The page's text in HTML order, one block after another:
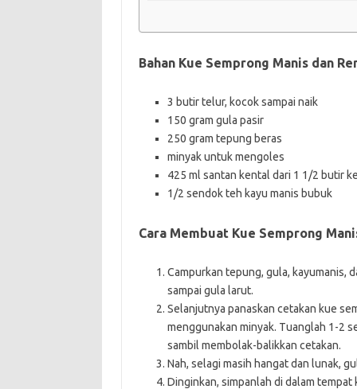
Bahan Kue Semprong Manis dan
3 butir telur, kocok sampai naik
150 gram gula pasir
250 gram tepung beras
minyak untuk mengoles
425 ml santan kental dari 1 1/2 butir
1/2 sendok teh kayu manis bubuk
Cara Membuat Kue Semprong
Campurkan tepung, gula, kayumanis,
sampai gula larut.
Selanjutnya panaskan cetakan kue
menggunakan minyak. Tuanglah 1-2
sambil membolak-balikkan cetakan.
Nah, selagi masih hangat dan lunak,
Dinginkan, simpanlah di dalam tempat